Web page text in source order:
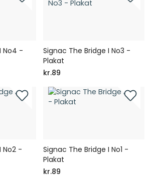
No4 -
Signac The Bridge I No3 -
Plakat
kr.89
No2 -
Signac The Bridge I No1 -
Plakat
kr.89